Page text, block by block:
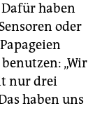
haben
oder
„Wir
nur drei
haben uns